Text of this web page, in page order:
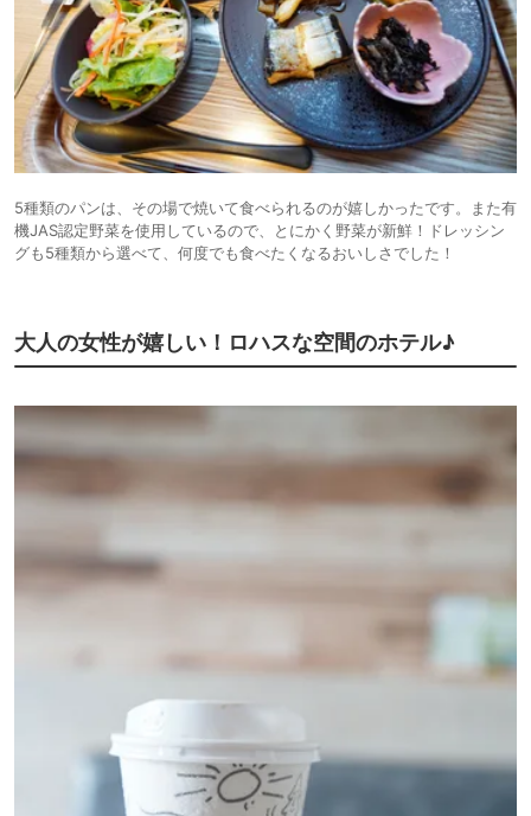
5種類のパンは、その場で焼いて食べられるのが嬉しかったです。また有
機JAS認定野菜を使用しているので、とにかく野菜が新鮮！ドレッシン
グも5種類から選べて、何度でも食べたくなるおいしさでした！
大人の女性が嬉しい！ロハスな空間のホテル♪